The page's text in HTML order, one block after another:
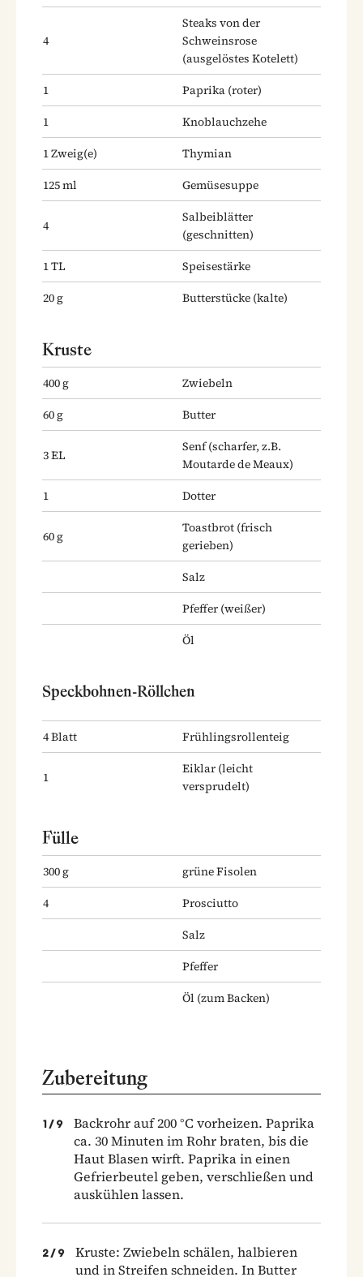
4
Steaks von der
Schweinsrose
(ausgelöstes Kotelett)
1
Paprika (roter)
1
Knoblauchzehe
1Zweig(e)
Thymian
125ml Gemüsesuppe
4
Salbeiblätter
(geschnitten)
1TL
Speisestärke
20g Butterstücke (kalte)
Kruste
400g
Zwiebeln
60g Butter
3EL
Senf(scharfer, z.B.
Moutarde de Meaux)
1
Dotter
60g
Toastbrot (frisch
gerieben)
Salz
Pfeffer (weißer)
Öl
Speckbohnen-Röllchen
4Blatt Frühlingsrollenteig
1
Eiklar (leicht
versprudelt)
Fülle
300g
grüne Fisolen
4
Prosciutto
Salz
Pfeffer
Öl (zum Backen)
Zubereitung
1 / 9
Backrohr auf 200 °C vorheizen. Paprika
ca. 30 Minuten im Rohr braten, bis die
Haut Blasen wirft. Paprika in einen
Gefrierbeutel geben, verschließen und
auskühlen lassen.
2 / 9
Kruste: Zwiebeln schälen, halbieren
und in Streifen schneiden. In Butter